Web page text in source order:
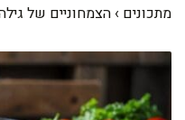
מתכונים › הצמחוניים של